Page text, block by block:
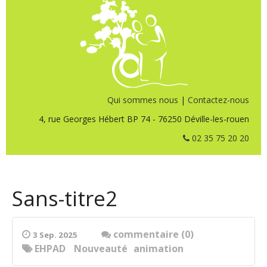
Qui sommes nous | Contactez-nous
4, rue Georges Hébert BP 74 - 76250 Déville-les-rouen
02 35 75 20 20
Sans-titre2
3 Sep. 2025
commentaire (0)
animation
EHPAD Nouveauté